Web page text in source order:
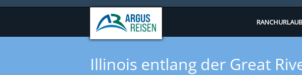
RANCHURLAUB
Illinois entlang der Great